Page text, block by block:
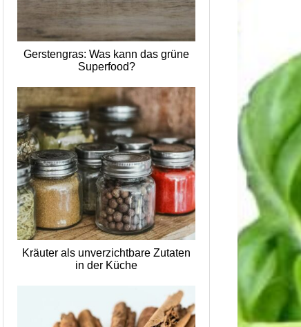
Gerstengras: Was kann das grüne
Superfood?
Kräuter als unverzichtbare Zutaten
in der Küche